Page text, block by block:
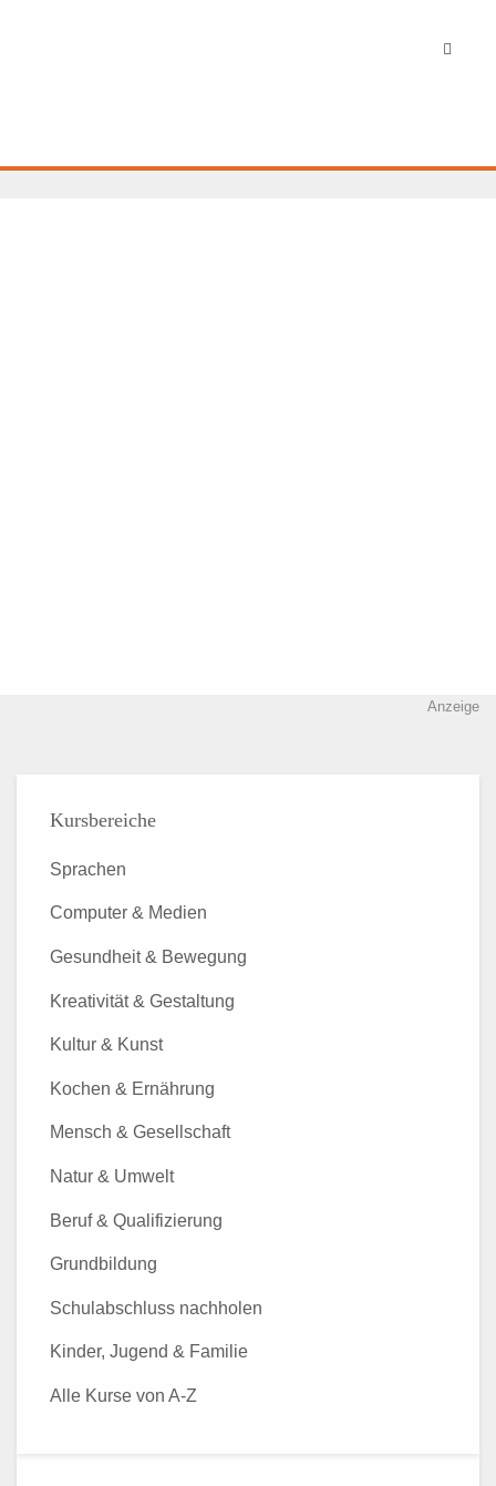
Anzeige
Kursbereiche
Sprachen
Computer & Medien
Gesundheit & Bewegung
Kreativität & Gestaltung
Kultur & Kunst
Kochen & Ernährung
Mensch & Gesellschaft
Natur & Umwelt
Beruf & Qualifizierung
Grundbildung
Schulabschluss nachholen
Kinder, Jugend & Familie
Alle Kurse von A-Z